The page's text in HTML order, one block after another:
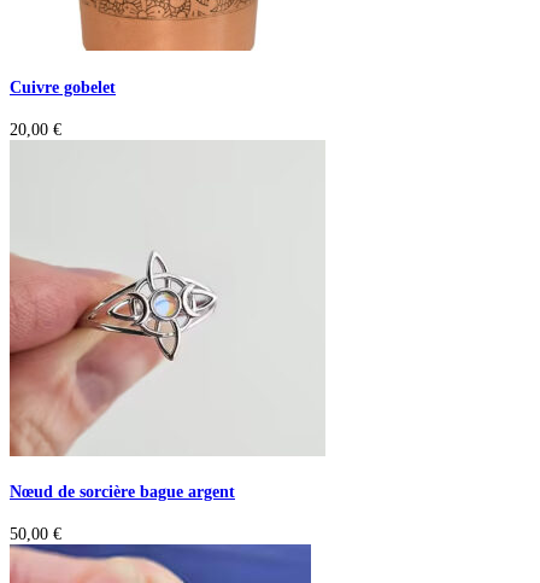
Cuivre gobelet
20,00 €
Nœud de sorcière bague argent
50,00 €